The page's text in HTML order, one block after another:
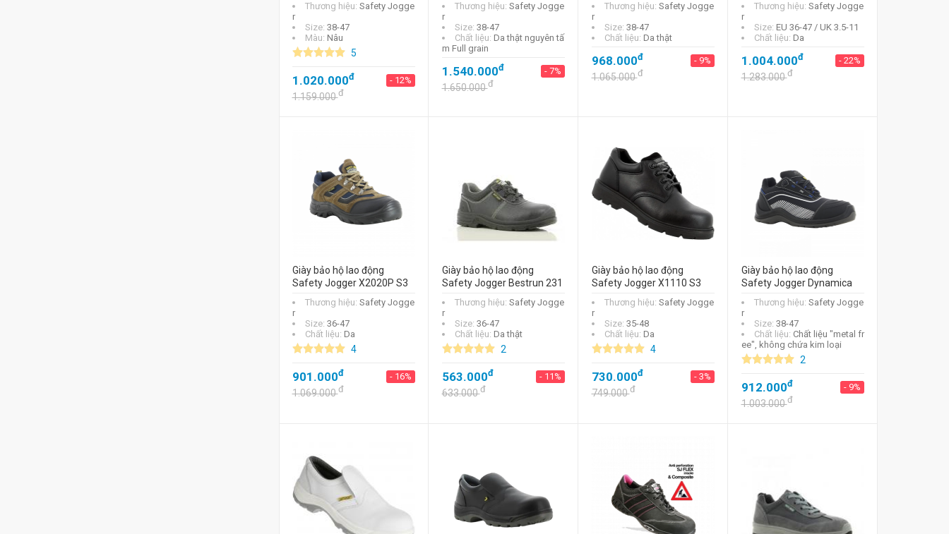
Thương hiệu: Safety Jogge
r
Size: 38-47
Màu: Nâu
5
1.020.000đ - 12%
1.159.000đ
Thương hiệu: Safety Jogge
r
Size: 38-47
Chất liệu: Da thật nguyên tấ
m Full grain
1.540.000đ - 7%
1.650.000đ
Thương hiệu: Safety Jogge
r
Size: 38-47
Chất liệu: Da thật
968.000đ - 9%
1.065.000đ
Thương hiệu: Safety Jogge
r
Size: EU 36-47 / UK 3.5-11
Chất liệu: Da
1.004.000đ - 22%
1.283.000đ
Giày bảo hộ lao động
Safety Jogger X2020P S3
Thương hiệu: Safety Jogge
r
Size: 36-47
Chất liệu: Da
4
901.000đ - 16%
1.069.000đ
Giày bảo hộ lao động
Safety Jogger Bestrun 231
Thương hiệu: Safety Jogge
r
Size: 36-47
Chất liệu: Da thật
2
563.000đ - 11%
633.000đ
Giày bảo hộ lao động
Safety Jogger X1110 S3
Thương hiệu: Safety Jogge
r
Size: 35-48
Chất liệu: Da
4
730.000đ - 3%
749.000đ
Giày bảo hộ lao động
Safety Jogger Dynamica
Thương hiệu: Safety Jogge
r
Size: 38-47
Chất liệu: Chất liệu "metal fr
ee", không chứa kim loại
2
912.000đ - 9%
1.003.000đ